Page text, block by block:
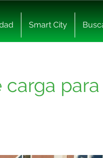
Smart City
carga